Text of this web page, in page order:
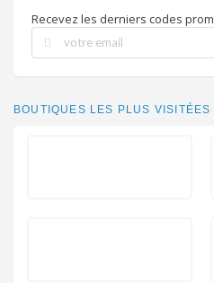
Recevez les derniers codes
BOUTIQUES LES PLUS VISITÉES